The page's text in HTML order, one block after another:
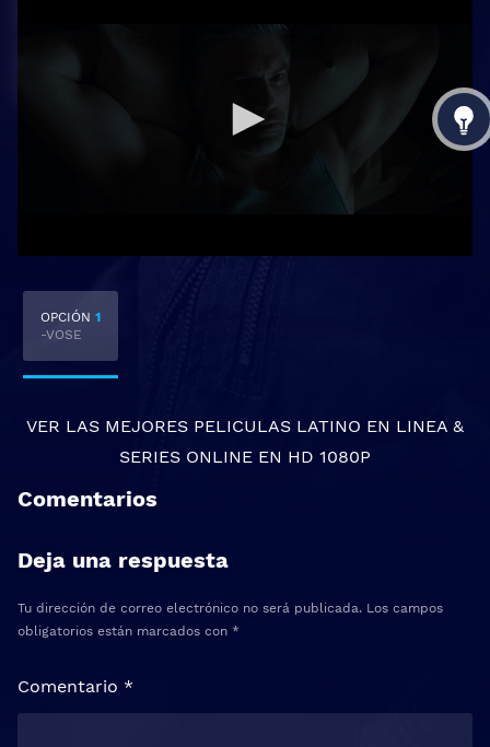
OPCIÓN 1
-VOSE
VER LAS MEJORES PELICULAS LATINO EN LINEA &
SERIES ONLINE EN HD 1080P
Comentarios
Deja una respuesta
Tu dirección de correo electrónico no será publicada. Los campos
obligatorios están marcados con *
Comentario *